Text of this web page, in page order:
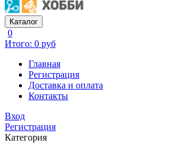
Каталог
0
Итого: 0 руб
Главная
Регистрация
Доставка и оплата
Контакты
Вход
Регистрация
Категория